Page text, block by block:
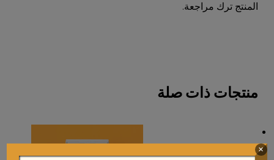
المنتج ترك مراجعة.
منتجات ذات صلة
×